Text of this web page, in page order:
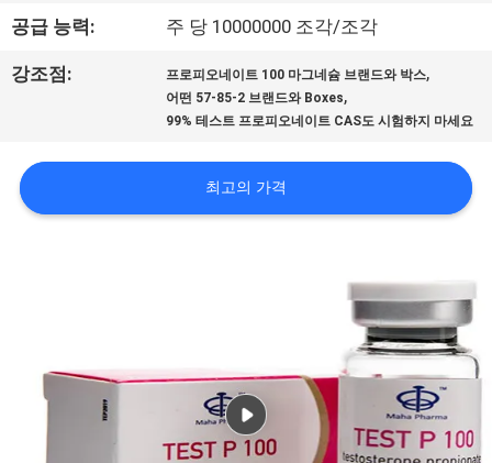
여
행
질
공급 능력: 주 당 10000000 조각/조각
강조점: 프로피오네이트 100 마그네슘 브랜드와 박스,
어떤 57-85-2 브랜드와 Boxes,
99% 테스트 프로피오네이트 CAS도 시험하지 마세요
최고의 가격